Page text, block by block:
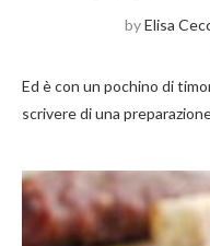
byElisa
Ed è con un pochino di
scrivere di una